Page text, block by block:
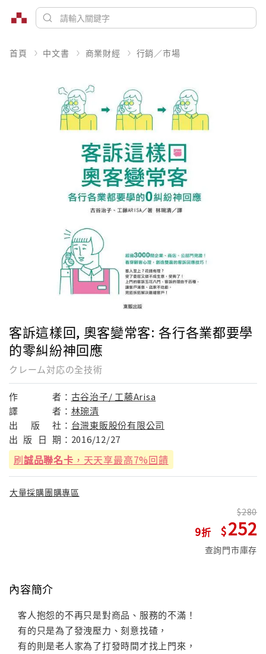
首頁 中文書 商業財經 行銷／市場
客訴這樣回, 奧客變常客: 各行各業都要學
的零糾紛神回應
クレーム対応の全技術
作 者： 古谷治子/ 工藤Arisa
譯
者： 林琬清
出
版 社： 台灣東販股份有限公司
出 版 日 期： 2016/12/27
刷誠品聯名卡 ，天天享最高7%回饋
大量採購團購專區
9
280
252
查詢門市庫存
內容簡介
客人抱怨的不再只是對商品、服務的不滿！
有的只是為了發洩壓力、刻意找碴，
有的則是老人家為了打發時間才找上門來，